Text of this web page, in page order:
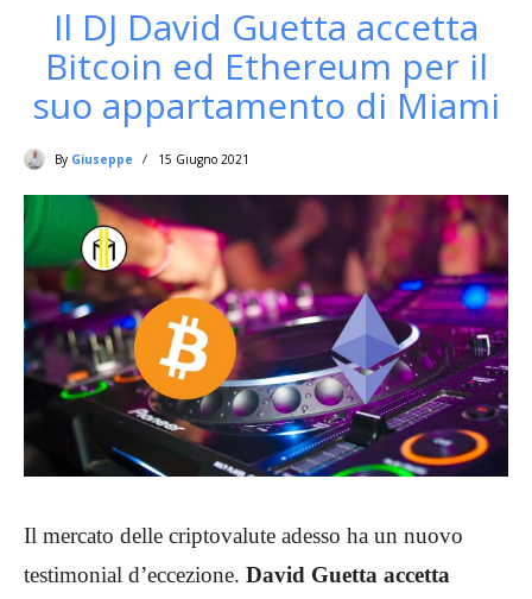
Il DJ David Guetta accetta
Bitcoin ed Ethereum per il
suo appartamento di Miami
By Giuseppe 15 Giugno 2021
Il mercato delle criptovalute adesso ha un nuovo
testimonial d’eccezione. David Guetta accetta